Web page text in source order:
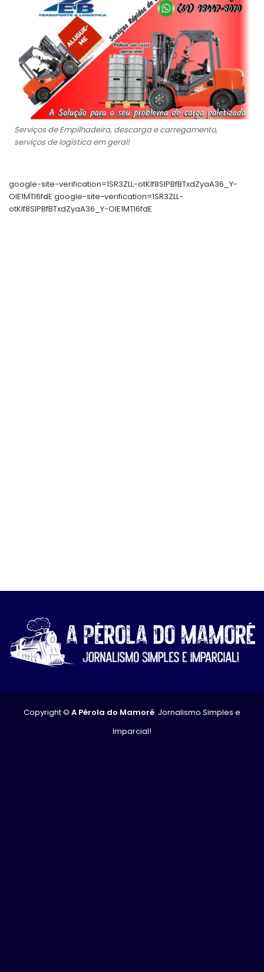
Serviços de Empilhadeira, descarga e carregamento,
serviços de logística em geral!
google-site-verification=1SR3ZLL-otKIf8SlPBfBTxdZyaA36_Y-
OIE1MTl6fdE google-site-verification=1SR3ZLL-
otKIf8SlPBfBTxdZyaA36_Y-OIE1MTl6fdE
Copyright © A Pérola do Mamoré. Jornalismo Simples e
Imparcial!